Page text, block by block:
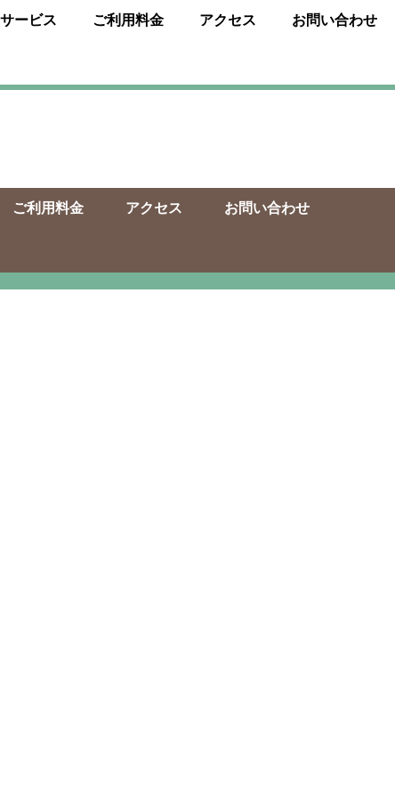
ービス ご利用料金 アクセス お問い合わせ
ご利用料金 アクセス お問い合わせ